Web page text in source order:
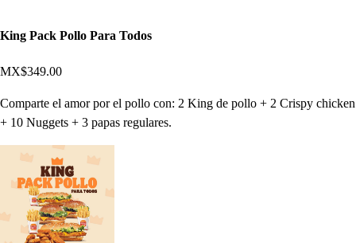
King Pack Pollo Para Todos
MX$349.00
Comparte el amor por el pollo con: 2 King de pollo + 2 Crispy chicken
+ 10 Nuggets + 3 papas regulares.